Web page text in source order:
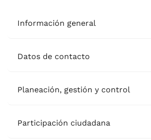
Información general
Datos de contacto
Planeación, gestión y control
Participación ciudadana